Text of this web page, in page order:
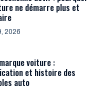
ne démarre plus et
2026
voiture :
et histoire des
auto